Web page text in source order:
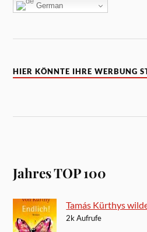
German
HIER KÖNNTE IHRE WERBUNG
Jahres TOP 100
Tamás Kürthys
2k Aufrufe